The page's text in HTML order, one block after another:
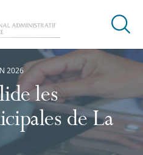
Ouvrir
les
de La
2026